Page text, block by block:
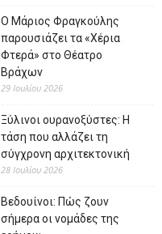
Ο Μάριος Φραγκούλης
παρουσιάζει τα «Χέρια
Φτερά» στο Θέατρο
Βράχων
29 Ιουλίου 2026
Ξύλινοι ουρανοξύστες: Η
τάση που αλλάζει τη
σύγχρονη αρχιτεκτονική
28 Ιουλίου 2026
Βεδουίνοι: Πώς ζουν
σήμερα οι νομάδες της